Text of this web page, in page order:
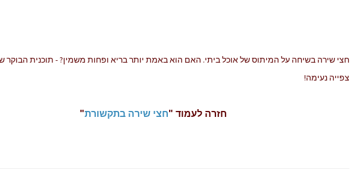
חצי שירה בשיחה על המיתוס של אוכל ביתי. האם הוא באמת יותר בריא ופחות משמין? - תוכנית הבוקר של
צפייה נעימה!
חזרה לעמוד "חצי שירה בתקשורת"